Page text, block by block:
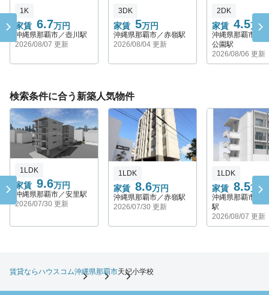
1K
家賃 6.7万円
沖縄県那覇市／壺川駅
2026/08/07 更新
3DK
家賃 5万円
沖縄県那覇市／赤嶺駅
2026/08/04 更新
2DK
家賃 4.5万円
沖縄県那覇市／
公園駅
2026/08/06 更新
検索条件に合う新築人気物件
1LDK
家賃 9.6万円
沖縄県那覇市／安里駅
2026/07/30 更新
1LDK
家賃 8.6万円
沖縄県那覇市／赤嶺駅
2026/07/30 更新
1LDK
家賃 8.5万円
沖縄県那覇市／
駅
2026/08/07 更新
賃貸ならハウスコム沖縄県那覇市天妃小学校